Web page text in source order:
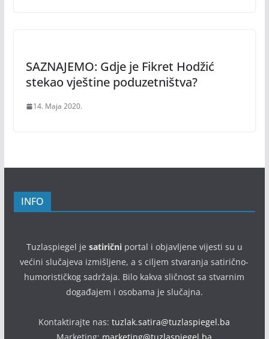
SAZNAJEMO: Gdje je Fikret Hodžić
stekao vještine poduzetništva?
14. Maja 2020.
INFO
Tuzlaspiegel je satiričniportal i objavljene vijesti su u
većini slučajeva izmišljene, a s ciljem stvaranja satirično-
humorističkog sadržaja. Bilo kakva sličnost sa stvarnim
događajem i osobama je slučajna.
Kontaktirajte nas:tuzlak.satira@tuzlaspiegel.ba